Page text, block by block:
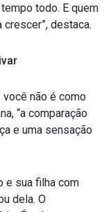
todo. E quem
crescer”, destaca.
você não é como
“a comparação
e uma sensação
e sua filha com
dela. O